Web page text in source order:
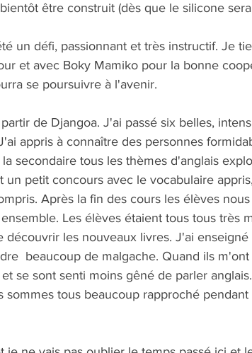
être construit (dès que le silicone
un défi, passionnant et très instructif. Je
et avec Boky Mamiko pour la bonne
se poursuivre à l'avenir.
de Djangoa. J'ai passé six belles,
appris à connaître des personnes
secondaire tous les thèmes d'anglais
un petit concours avec le vocabulaire
Après la fin des cours les élèves
Les élèves étaient tous tous très
les nouveaux livres. J'ai enseigné
beaucoup de malgache. Quand ils
se sont senti moins gêné de parler
tous beaucoup rapproché pendant